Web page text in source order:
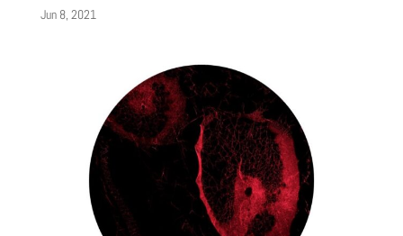
Jun 8, 2021